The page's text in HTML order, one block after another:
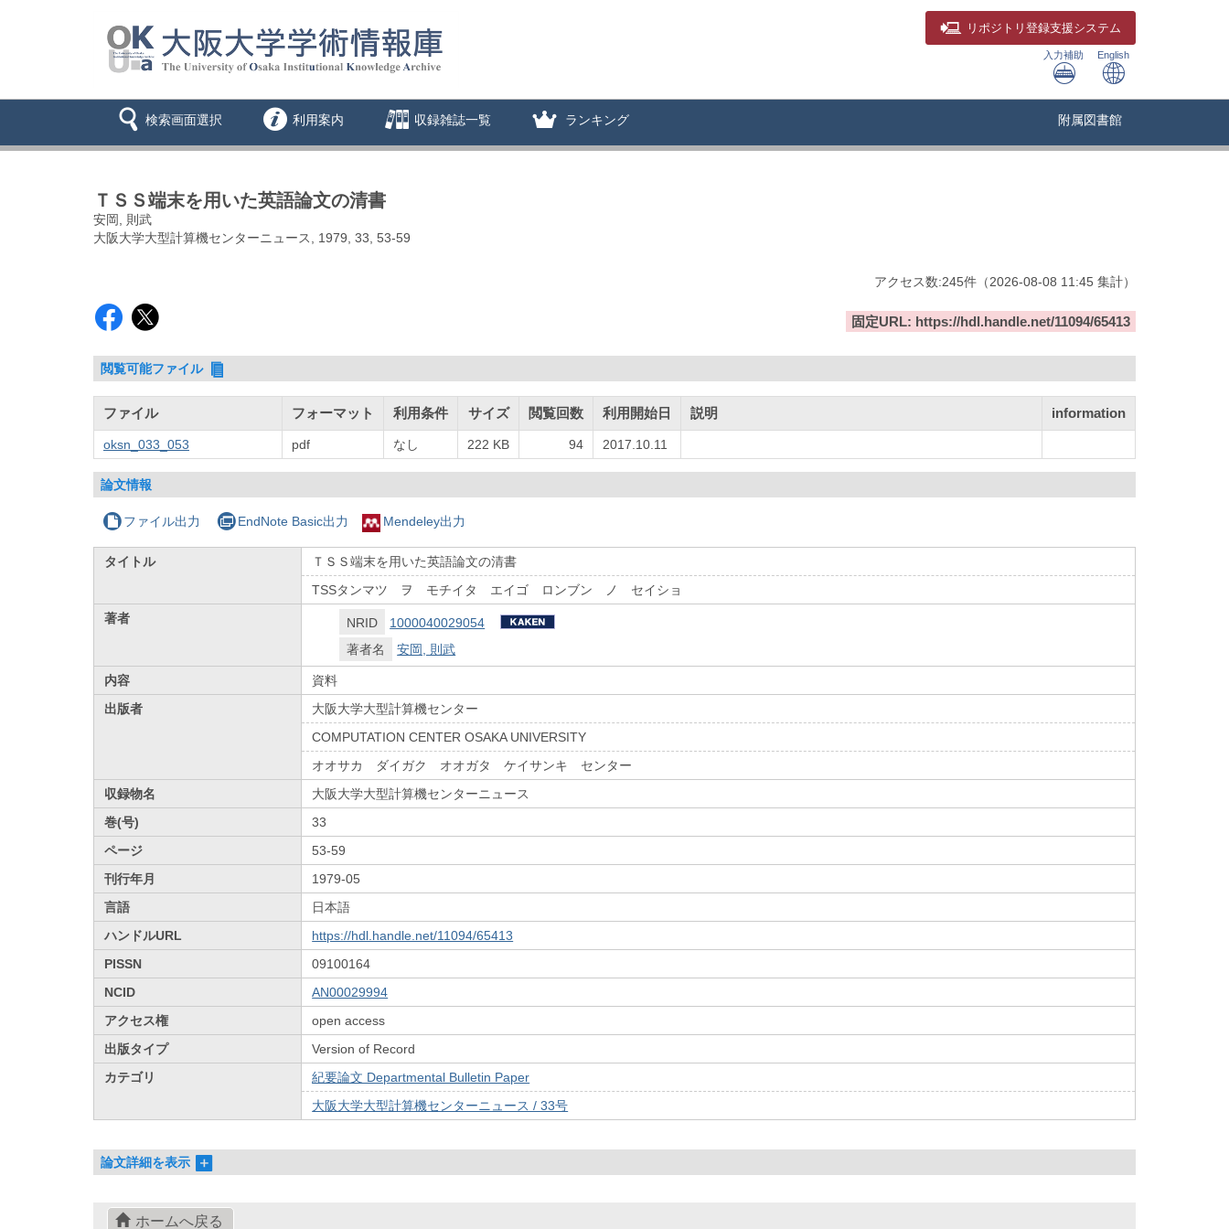
リポジトリ 登録支援システム
入力補助 English
検索画面選択 利用案内 収録雑誌一覧 ランキング 附属図書館
ＴＳＳ端末を用いた英語論文の清書
安岡, 則武
大阪大学大型計算機センターニュース, 1979, 33, 53-59
アクセス数:245件 （2026-08-08 11:45 集計）
固定URL: https://hdl.handle.net/11094/65413
閲覧可能ファイル
ファイル フォーマット 利用条件 サイズ 閲覧回数 利用開始日 説明 information
oksn_033_053 pdf なし 222 KB 94 2017.10.11
論文情報
ファイル出力 EndNote Basic出力 Mendeley出力
タイトル
ＴＳＳ端末を用いた英語論文の清書
TSSタンマツ ヲ モチイタ エイゴ ロンブン ノ セイショ
著者
NRID
1000040029054
著者名
安岡, 則武
内容
資料
出版者
大阪大学大型計算機センター
COMPUTATION CENTER OSAKA UNIVERSITY
オオサカ ダイガク オオガタ ケイサンキ センター
収録物名
大阪大学大型計算機センターニュース
巻(号)
33
ページ
53-59
刊行年月
1979-05
言語
日本語
ハンドルURL
https://hdl.handle.net/11094/65413
PISSN
09100164
NCID
AN00029994
アクセス権
open access
出版タイプ
Version of Record
カテゴリ
紀要論文 Departmental Bulletin Paper
大阪大学大型計算機センターニュース / 33号
論文詳細を表示
ホームへ戻る